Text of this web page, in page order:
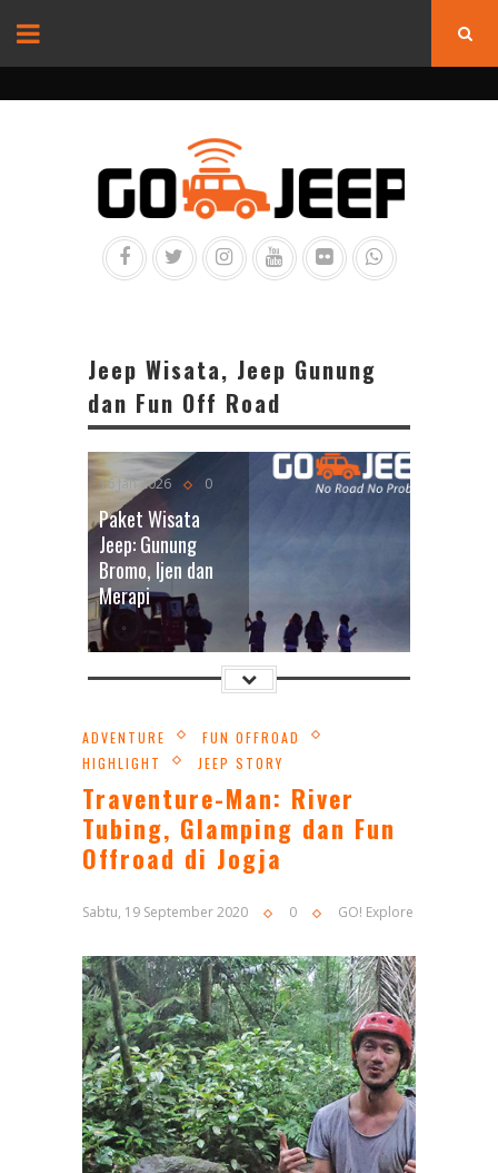
Jeep Wisata, Jeep Gunung
dan Fun Off Road
16 Jan 2026 0
Paket Wisata
Jeep: Gunung
Bromo, Ijen dan
Merapi
16 Jan 2026
Sewa Jeep Wisata:
Gunung Bromo
dari Semua Kota
ADVENTURE
FUN OFFROAD
HIGHLIGHT
JEEP STORY
Traventure-Man: River
Tubing, Glamping dan Fun
Offroad di Jogja
Sabtu, 19 September 2020 0 GO! Explore